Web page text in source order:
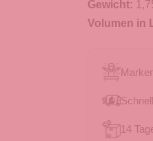
Gewicht:
Volumen in
14